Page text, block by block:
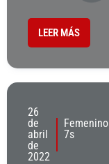
LEER MÁS
26
de
abril
de
2022
Femenino
7s